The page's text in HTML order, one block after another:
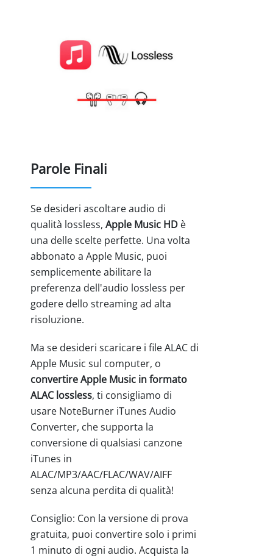
Parole Finali
Se desideri ascoltare audio di
qualità lossless, Apple Music HD è
una delle scelte perfette. Una volta
abbonato a Apple Music, puoi
semplicemente abilitare la
preferenza dell'audio lossless per
godere dello streaming ad alta
risoluzione.
Ma se desideri scaricare i file ALAC di
Apple Music sul computer, o
convertire Apple Music in formato
ALAC lossless, ti consigliamo di
usare NoteBurner iTunes Audio
Converter, che supporta la
conversione di qualsiasi canzone
iTunes in
ALAC/MP3/AAC/FLAC/WAV/AIFF
senza alcuna perdita di qualità!
Consiglio: Con la versione di prova
gratuita, puoi convertire solo i primi
1 minuto di ogni audio. Acquista la